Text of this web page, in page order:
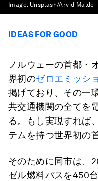
Image: Unsplash/Arvid Malde
IDEAS FOR GOOD
ノルウェーの首都・
界初のゼロエミッシ
掲げており、その一
共交通機関の全てを
る。もし実現すれば
テムを持つ世界初の
そのために同市は、
ゼル燃料バスを450